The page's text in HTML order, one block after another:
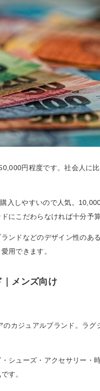
円程度です。社会人に
入しやすいので人気。
にこだわらなければ十分予
ンドなどのデザイン性のあ
用できます。
メンズ向け
のカジュアルブランド。ラ
シューズ・アクセサリー・
す。